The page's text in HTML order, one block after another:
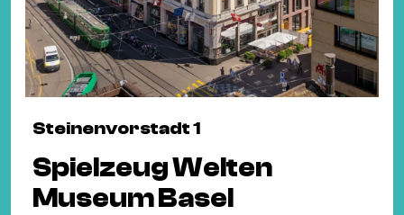
Steinenvorstadt 1
Spielzeug Welten
Museum Basel